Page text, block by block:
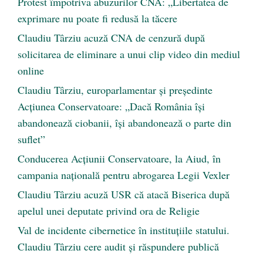
exprimare nu poate fi redusă la tăcere
Claudiu Târziu acuză CNA de cenzură după
solicitarea de eliminare a unui clip video din mediul
online
Claudiu Târziu, europarlamentar și președinte
Acțiunea Conservatoare: „Dacă România își
abandonează ciobanii, își abandonează o parte din
suflet”
Conducerea Acțiunii Conservatoare, la Aiud, în
campania națională pentru abrogarea Legii Vexler
Claudiu Târziu acuză USR că atacă Biserica după
apelul unei deputate privind ora de Religie
Val de incidente cibernetice în instituțiile statului.
Claudiu Târziu cere audit și răspundere publică